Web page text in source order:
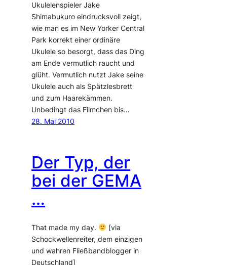
Ukulelenspieler Jake
Shimabukuro eindrucksvoll zeigt,
wie man es im New Yorker Central
Park korrekt einer ordinäre
Ukulele so besorgt, dass das Ding
am Ende vermutlich raucht und
glüht. Vermutlich nutzt Jake seine
Ukulele auch als Spätzlesbrett
und zum Haarekämmen.
Unbedingt das Filmchen bis…
28. Mai 2010
Der Typ, der
bei der GEMA
…
That made my day.
[via
Schockwellenreiter, dem einzigen
und wahren Fließbandblogger in
Deutschland]